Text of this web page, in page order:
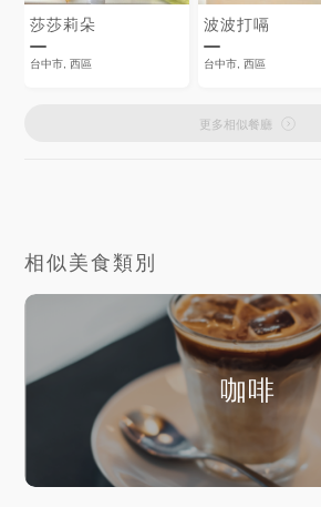
莎莎莉朵
台中市, 西區
波波打嗝
台中市, 西區
更多相似餐廳
相似美食類別
咖啡